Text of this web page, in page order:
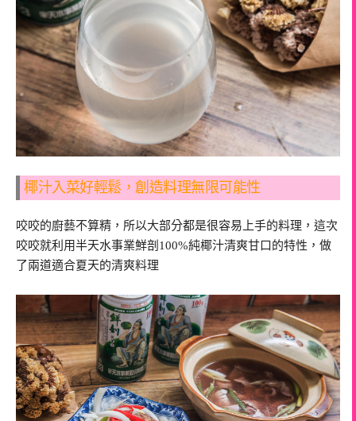
椰汁入菜好輕鬆，創造料理無限可能性
咬咬的廚藝不算精，所以大部分都是很容易上手的料理，這次
咬咬就利用半天水事業鮮剖100%純椰汁清爽甘口的特性，做
了兩道適合夏天的清爽料理